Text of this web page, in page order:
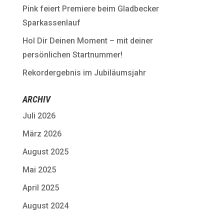
Pink feiert Premiere beim Gladbecker
Sparkassenlauf
Hol Dir Deinen Moment – mit deiner
persönlichen Startnummer!
Rekordergebnis im Jubiläumsjahr
ARCHIV
Juli 2026
März 2026
August 2025
Mai 2025
April 2025
August 2024